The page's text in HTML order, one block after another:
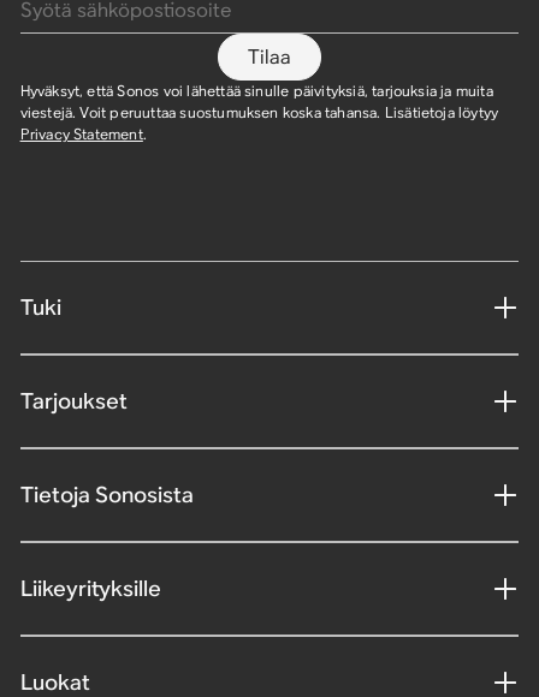
Tilaa
Hyväksyt, että Sonos voi lähettää sinulle päivityksiä, tarjouksia ja muita
viestejä. Voit peruuttaa suostumuksen koska tahansa. Lisätietoja löytyy
Privacy Statement.
Tuki
Tarjoukset
Tietoja Sonosista
Liikeyrityksille
Luokat